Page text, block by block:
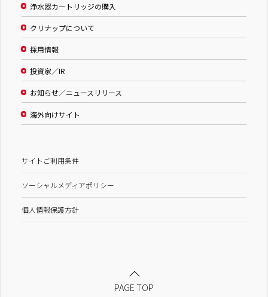
浄水器カートリッジの購入
クリナップについて
採用情報
投資家／IR
お知らせ／ニュースリリース
海外向けサイト
サイトご利用条件
ソーシャルメディアポリシー
個人情報保護方針
PAGE TOP